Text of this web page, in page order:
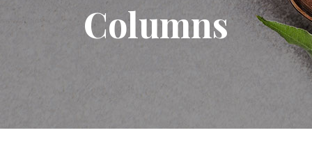
Columns